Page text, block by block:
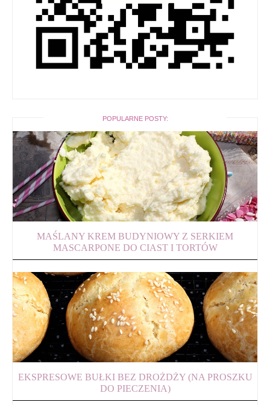
POPULARNE POSTY:
MAŚLANY KREM BUDYNIOWY Z SERKIEM
MASCARPONE DO CIAST I TORTÓW
EKSPRESOWE BUŁKI BEZ DROŻDŻY (NA PROSZKU
DO PIECZENIA)